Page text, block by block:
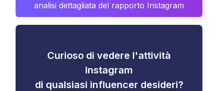
analisi dettagliata del rapporto Instagram
Curioso di vedere l'attività
Instagram
di qualsiasi influencer desideri?